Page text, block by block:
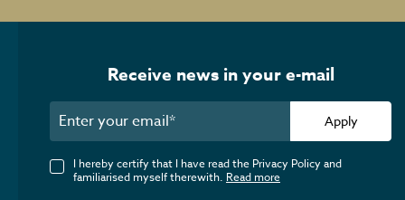
Receive news in your e-mail
Apply
I hereby certify that I have read the Privacy Policy and
familiarised myself therewith. Read more